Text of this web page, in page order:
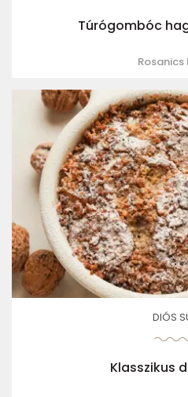
Túrógombóc
Rosanics
DIÓS
Klasszikus